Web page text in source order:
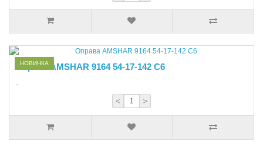
НОВИНКА
Оправа AMSHAR 9164 54-17-142 C6
..
< >